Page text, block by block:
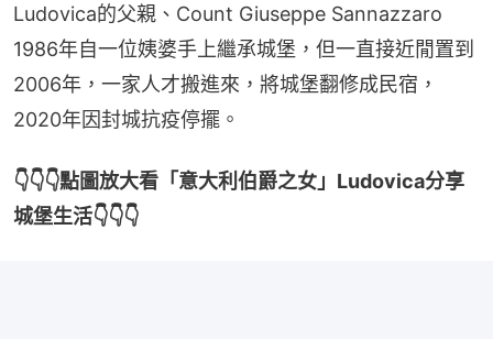
Ludovica的父親、Count Giuseppe Sannazzaro
1986年自一位姨婆手上繼承城堡，但一直接近閒置到
2006年，一家人才搬進來，將城堡翻修成民宿，
2020年因封城抗疫停擺。
👇👇👇點圖放大看「意大利伯爵之女」Ludovica分享
城堡生活👇👇👇